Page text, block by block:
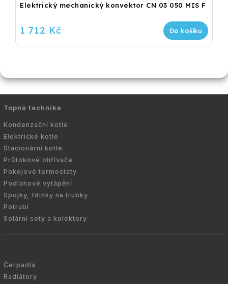
Elektrický mechanický konvektor CN 03 050 MIS F
1 712 Kč Do košíku
Topná technika
Kondenzační kotle
Elektrické kotle
Stacionární kotle
Průtokové ohřívače
Pokojové termostaty
Podlahové vytápění
Spojky, fitinky na trubky
Potrubí
Solární sety a kolektory
Čerpadla
Radiátory